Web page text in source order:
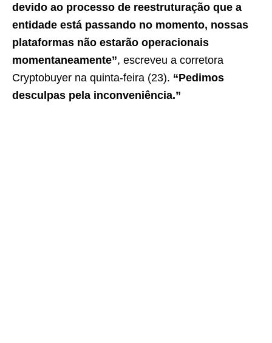
devido ao processo de reestruturação que a
entidade está passando no momento, nossas
plataformas não estarão operacionais
momentaneamente”, escreveu a corretora
Cryptobuyer na quinta-feira (23). “Pedimos
desculpas pela inconveniência.”